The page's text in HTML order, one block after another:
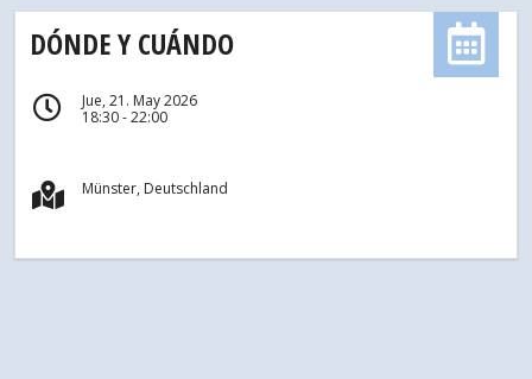
DÓNDE Y CUÁNDO
Jue, 21. May 2026
18:30 - 22:00
Münster, Deutschland